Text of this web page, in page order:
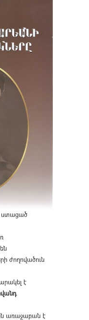
ստացած
ժողովածուն
է
առաջաբան է